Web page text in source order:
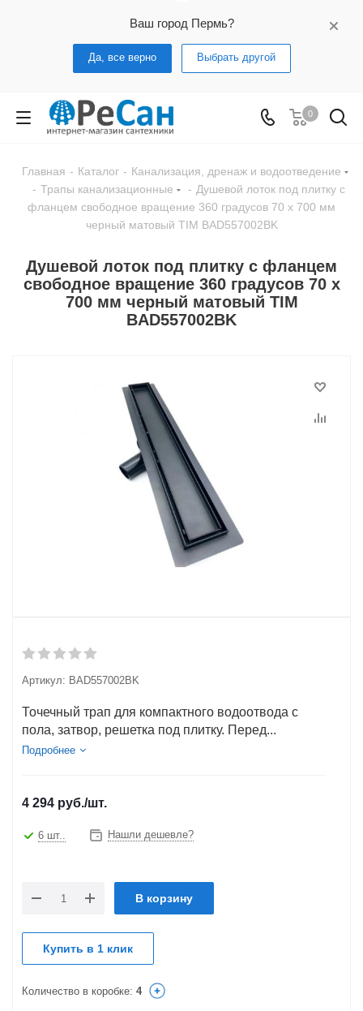
Ваш город Пермь?
Да, все верно Выбрать другой
0
Главная - Каталог - Канализация, дренаж и водоотведение
- Трапы канализационные - Душевой лоток под плитку с
фланцем свободное вращение 360 градусов 70 х 700 мм
черный матовый TIM BAD557002BK
Душевой лоток под плитку с фланцем
свободное вращение 360 градусов 70 х
700 мм черный матовый TIM
BAD557002BK
Артикул: BAD557002BK
Точечный трап для компактного водоотвода с
пола, затвор, решетка под плитку. Перед...
Подробнее
4 294 руб./шт.
6 шт.. Нашли дешевле?
В корзину
Купить в 1 клик
Количество в коробке: 4